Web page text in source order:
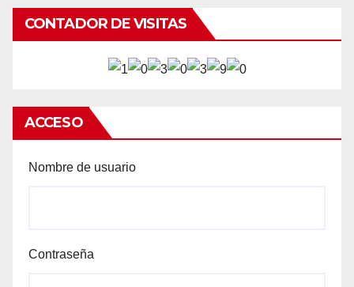
CONTADOR DE VISITAS
ACCESO
Nombre de usuario
Contraseña